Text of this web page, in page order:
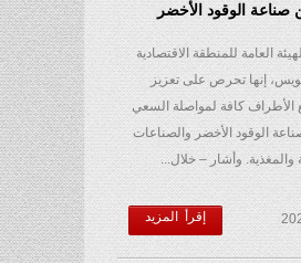
صناعة الوقود الأخضر
العامة للمنطقة الاقتصادية
إنها تحرص على تعزيز
الأطراف كافة لمواصلة السعي
الوقود الأخضر والصناعات
والمغذية. وأشار – خلال...
إقرأ المزيد